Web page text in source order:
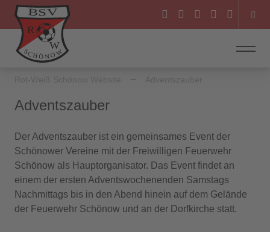
Adventszauber
Der Adventszauber ist ein gemeinsames Event der
Schönower Vereine mit der Freiwilligen Feuerwehr
Schönow als Hauptorganisator. Das Event findet an
einem der ersten Adventswochenenden Samstags
Nachmittags bis in den Abend hinein auf dem Gelände
der Feuerwehr Schönow und an der Dorfkirche statt.